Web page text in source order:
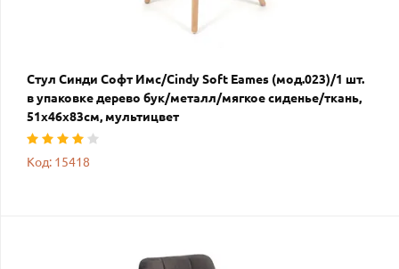
Стул Синди Софт Имс/Cindy Soft Eames (мод.023)/1 шт.
в упаковке дерево бук/металл/мягкое сиденье/ткань,
51х46х83см, мультицвет
Код: 15418